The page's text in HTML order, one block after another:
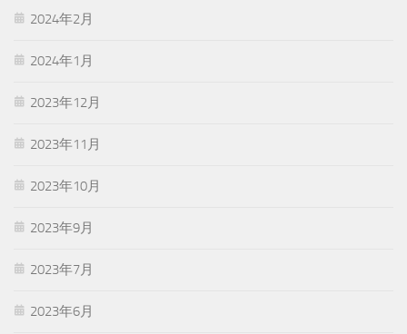
2024年2月
2024年1月
2023年12月
2023年11月
2023年10月
2023年9月
2023年7月
2023年6月